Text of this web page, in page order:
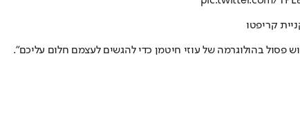
בהולוגרמה של עוזי חיטמן כדי להגשים לעצמם חלום עליכם".